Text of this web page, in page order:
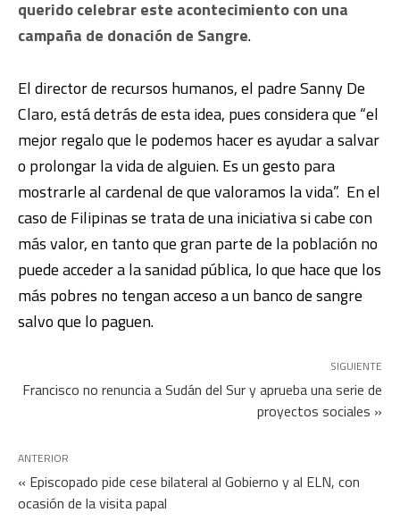
querido celebrar este acontecimiento con una
campaña de donación de Sangre.
El director de recursos humanos, el padre Sanny De
Claro, está detrás de esta idea, pues considera que “el
mejor regalo que le podemos hacer es ayudar a salvar
o prolongar la vida de alguien. Es un gesto para
mostrarle al cardenal de que valoramos la vida”. En el
caso de Filipinas se trata de una iniciativa si cabe con
más valor, en tanto que gran parte de la población no
puede acceder a la sanidad pública, lo que hace que los
más pobres no tengan acceso a un banco de sangre
salvo que lo paguen.
SIGUIENTE
Francisco no renuncia a Sudán del Sur y aprueba una serie de
proyectos sociales »
ANTERIOR
« Episcopado pide cese bilateral al Gobierno y al ELN, con
ocasión de la visita papal